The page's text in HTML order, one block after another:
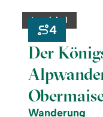
category:
tour.label
4
Der
Wanderung
Königsweg.
Alpwanderung
Besler
Obermaiselstein